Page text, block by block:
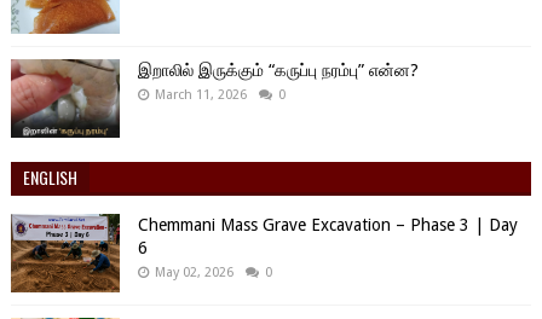
இறாலில் இருக்கும் “கருப்பு நரம்பு” என்ன?
March 11, 2026 0
ENGLISH
Chemmani Mass Grave Excavation – Phase 3 | Day
6
May 02, 2026 0